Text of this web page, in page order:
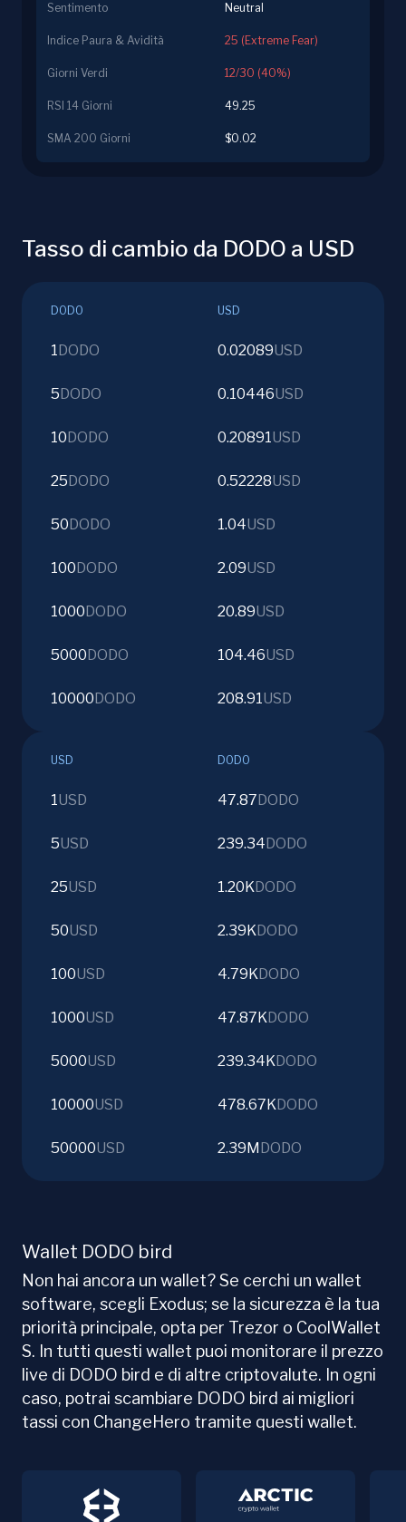
Sentimento Neutral
Indice Paura & Avidità 25 (Extreme Fear)
Giorni Verdi 12/30 (40%)
RSI 14 Giorni 49.25
SMA 200 Giorni $0.02
Tasso di cambio da DODO a USD
DODO USD
1 DODO 0.02089USD
5 DODO 0.10446USD
10 DODO 0.20891USD
25 DODO 0.52228USD
50 DODO 1.04USD
100 DODO 2.09USD
1000 DODO 20.89USD
5000 DODO 104.46USD
10000 DODO 208.91USD
USD DODO
1USD 47.87 DODO
5USD 239.34 DODO
25USD 1.20KDODO
50USD 2.39KDODO
100USD 4.79KDODO
1000USD 47.87KDODO
5000USD 239.34KDODO
10000USD 478.67KDODO
50000USD 2.39M DODO
Wallet DODO bird
Non hai ancora un wallet? Se cerchi un wallet
software, scegli Exodus; se la sicurezza è la tua
priorità principale, opta per Trezor o CoolWallet
S. In tutti questi wallet puoi monitorare il prezzo
live di DODO bird e di altre criptovalute. In ogni
caso, potrai scambiare DODO bird ai migliori
tassi con ChangeHero tramite questi wallet.